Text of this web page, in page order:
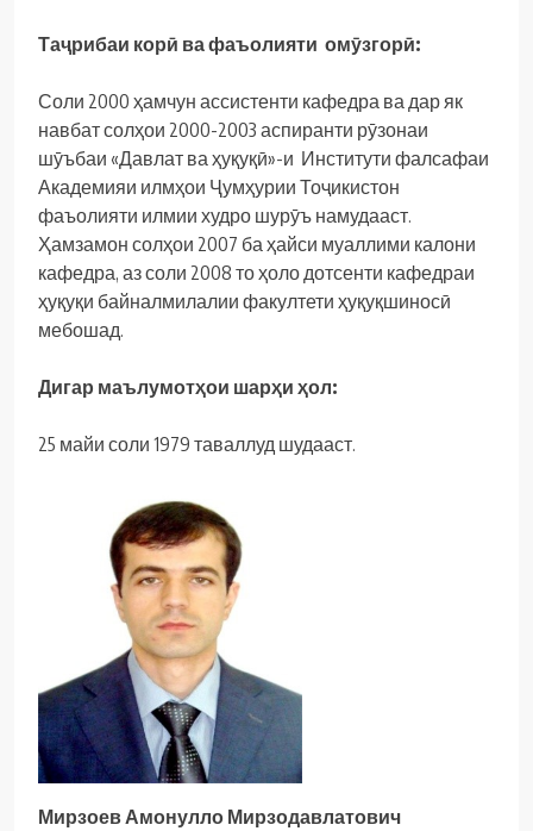
Таҷрибаи корӣ ва фаъолияти омӯзгорӣ:
Соли 2000 ҳамчун ассистенти кафедра ва дар як
навбат солҳои 2000-2003 аспиранти рӯзонаи
шӯъбаи «Давлат ва ҳуқуқӣ»-и Институти фалсафаи
Академияи илмҳои Ҷумҳурии Тоҷикистон
фаъолияти илмии худро шурӯъ намудааст.
Ҳамзамон солҳои 2007 ба ҳайси муаллими калони
кафедра, аз соли 2008 то ҳоло дотсенти кафедраи
ҳуқуқи байналмилалии факултети ҳуқуқшиносӣ
мебошад.
Дигар маълумотҳои шарҳи ҳол:
25 майи соли 1979 таваллуд шудааст.
Мирзоев Амонулло Мирзодавлатович